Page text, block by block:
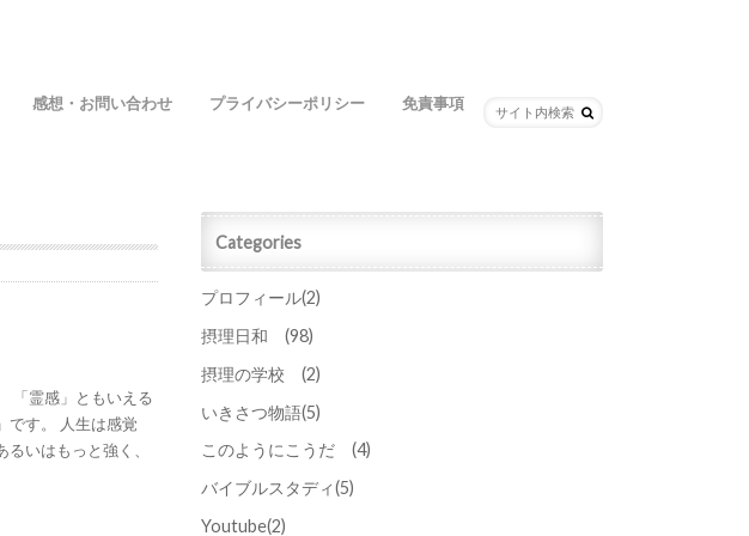
感想・お問い合わせ プライバシーポリシー 免責事項
「霊感」ともいえる
です。 人生は感覚
いはもっと強く、
Categories
プロフィール(2)
摂理日和 (98)
摂理の学校 (2)
いきさつ物語(5)
このようにこうだ (4)
バイブルスタディ(5)
Youtube(2)